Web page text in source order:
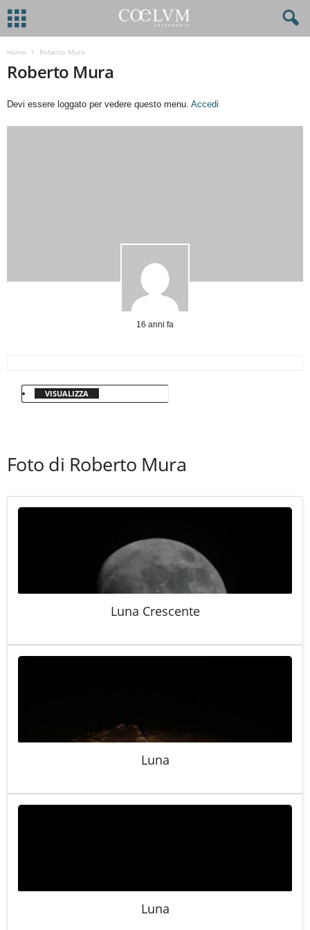
Home Roberto Mura
Roberto Mura
Devi essere loggato per vedere questo menu. Accedi
16 anni fa
VISUALIZZA
Foto di Roberto Mura
Luna Crescente
Luna
Luna